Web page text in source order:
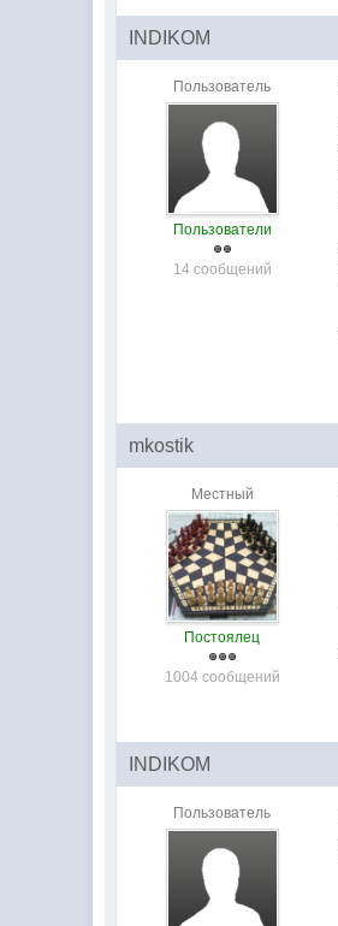
INDIKOM
Пользователь
Пользователи
14 сообщений
mkostik
Местный
Постоялец
1004 сообщений
INDIKOM
Пользователь